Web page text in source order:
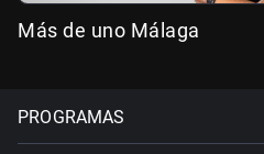
Más de uno Málaga
PROGRAMAS